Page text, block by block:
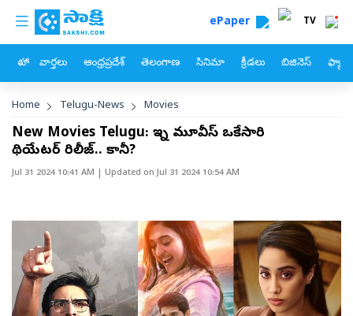
Skip to main content
custom menu ePaper TV
హోం వార్తలు ఆంధ్రప్రదేశ్ తెలంగాణ సినిమా క్రీడలు బిజినెస్
Breadcrumb
Home Telugu-News Movies
New Movies Telugu: ఇన్ని మూవీస్ ఒకేసారి
థియేటర్ రిలీజ్.. కానీ?
Jul 31 2024 10:41 AM | Updated onJul 31 2024 10:54 AM